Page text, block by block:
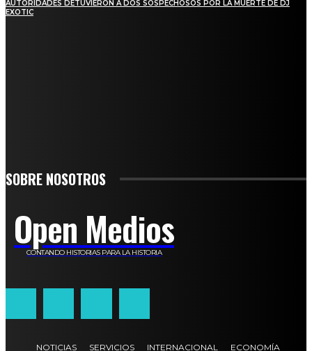
AUTORIDADES DETUVIERON A DOS SOSPECHOSOS POR LA MUERTE DE DJ
EXOTIC
SOBRE NOSOTROS
Open Medios
CONTANDO HISTORIAS PARA LA HISTORIA
NOTICIAS SERVICIOS INTERNACIONAL ECONOMÍA